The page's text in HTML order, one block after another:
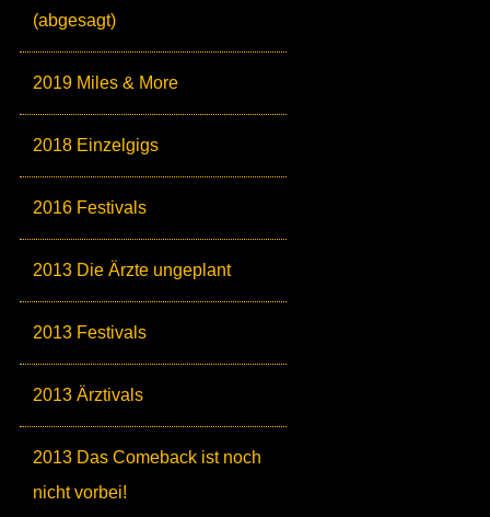
(abgesagt)
2019 Miles & More
2018 Einzelgigs
2016 Festivals
2013 Die Ärzte ungeplant
2013 Festivals
2013 Ärztivals
2013 Das Comeback ist noch
nicht vorbei!